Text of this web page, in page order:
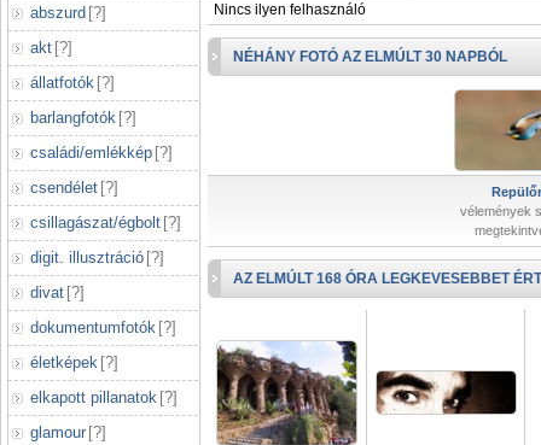
abszurd [?]
akt [?]
állatfotók [?]
barlangfotók [?]
családi/emlékkép [?]
csendélet [?]
csillagászat/égbolt [?]
digit. illusztráció [?]
divat [?]
dokumentumfotók [?]
életképek [?]
elkapott pillanatok [?]
glamour [?]
Nincs ilyen felhasználó
NÉHÁNY FOTÓ AZ ELMÚLT 30 NAPBÓL
vélemények
AZ ELMÚLT 168 ÓRA LEGKEVESEBBET